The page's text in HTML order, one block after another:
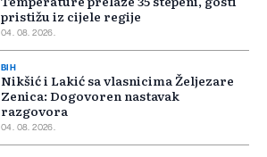
pristižu iz cijele regije
04. 08. 2026.
BIH
Nikšić i Lakić sa vlasnicima Željezare
Zenica: Dogovoren nastavak
razgovora
04. 08. 2026.